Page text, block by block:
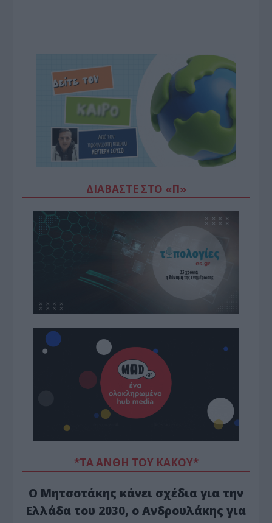
ΔΙΑΒΆΣΤΕ ΣΤΟ «Π»
*ΤΑ ΆΝΘΗ ΤΟΥ ΚΑΚΟΎ*
Ο Μητσοτάκης κάνει σχέδια για την
Ελλάδα του 2030, ο Ανδρουλάκης για